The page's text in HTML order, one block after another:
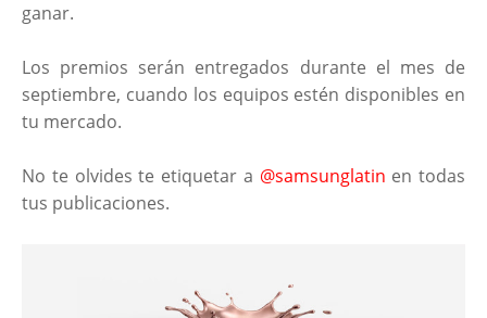
ganar.
Los premios serán entregados durante el mes de
septiembre, cuando los equipos estén disponibles en
tu mercado.
No te olvides te etiquetar a @samsunglatin en todas
tus publicaciones.